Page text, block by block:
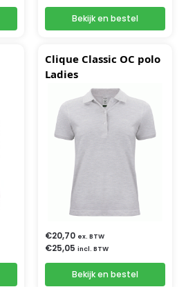
Bekijk en bestel
Clique Classic OC polo
Ladies
€20,70 ex. BTW
€25,05 incl. BTW
Bekijk en bestel